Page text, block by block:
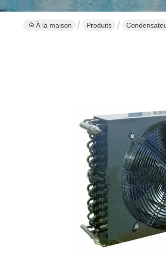
À la maison Produits